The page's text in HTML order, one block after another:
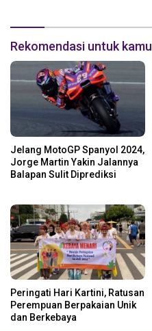
Rekomendasi untuk kamu
Jelang MotoGP Spanyol 2024,
Jorge Martin Yakin Jalannya
Balapan Sulit Diprediksi
Peringati Hari Kartini, Ratusan
Perempuan Berpakaian Unik
dan Berkebaya